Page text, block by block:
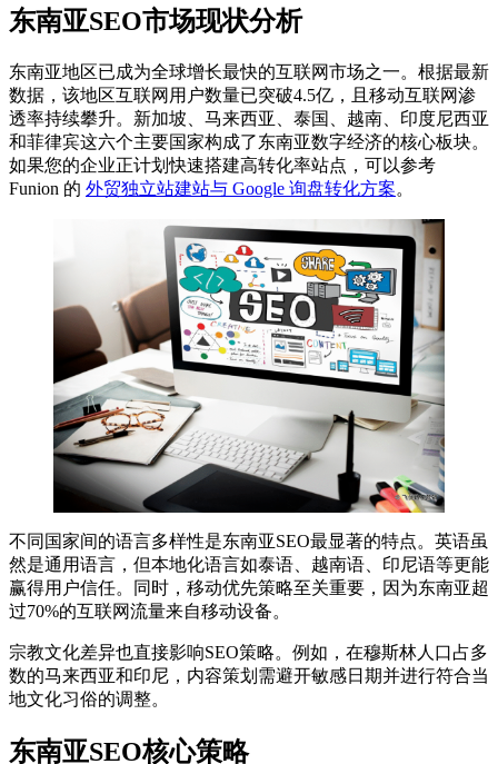
东南亚SEO市场现状分析
东南亚地区已成为全球增长最快的互联网市场之一。根据最新
数据，该地区互联网用户数量已突破4.5亿，且移动互联网渗
透率持续攀升。新加坡、马来西亚、泰国、越南、印度尼西亚
和菲律宾这六个主要国家构成了东南亚数字经济的核心板块。
如果您的企业正计划快速搭建高转化率站点，可以参考
Funion 的 外贸独立站建站与 Google 询盘转化方案。
不同国家间的语言多样性是东南亚SEO最显著的特点。英语虽
然是通用语言，但本地化语言如泰语、越南语、印尼语等更能
赢得用户信任。同时，移动优先策略至关重要，因为东南亚超
过70%的互联网流量来自移动设备。
宗教文化差异也直接影响SEO策略。例如，在穆斯林人口占多
数的马来西亚和印尼，内容策划需避开敏感日期并进行符合当
地文化习俗的调整。
东南亚SEO核心策略